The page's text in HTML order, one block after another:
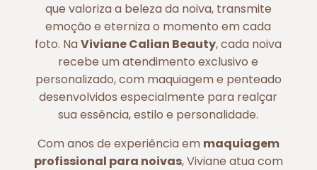
que valoriza a beleza da noiva, transmite
emoção e eterniza o momento em cada
foto. NaViviane Calian Beauty, cada noiva
recebe um atendimento exclusivo e
personalizado, com maquiagem e penteado
desenvolvidos especialmente para realçar
sua essência, estilo e personalidade.
Com anos de experiência em maquiagem
profissional para noivas, Viviane atua com